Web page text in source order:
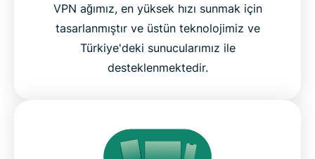
VPN ağımız, en yüksek hızı sunmak için
tasarlanmıştır ve üstün teknolojimiz ve
Türkiye'deki sunucularımız ile
desteklenmektedir.